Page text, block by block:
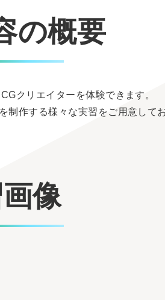
の概要
クリエイターを体験できます。
作する様々な実習をご用意して
像